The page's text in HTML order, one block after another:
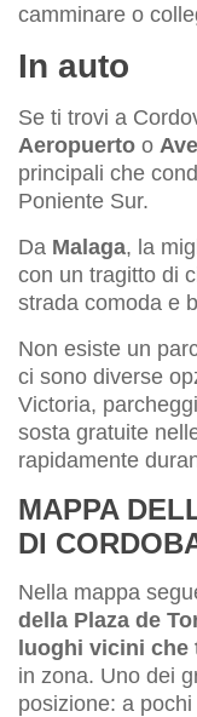
camminare o
In auto
Se ti trovi a
Aeropuerto o
principali che
Poniente Sur.
Da Malaga, la
con un tragitto di
strada comoda e
Non esiste un
ci sono diverse
Victoria,
sosta gratuite
rapidamente
MAPPA
DI
Nella mappa
della Plaza de
luoghi vicini che
in zona. Uno dei
posizione: a